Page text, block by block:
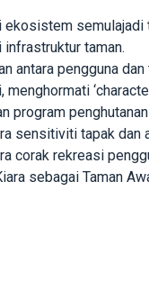
ekosistem semulajadi
infrastruktur taman.
antara pengguna dan
menghormati
program
sensitiviti tapak dan
corak rekreasi
sebagai Taman